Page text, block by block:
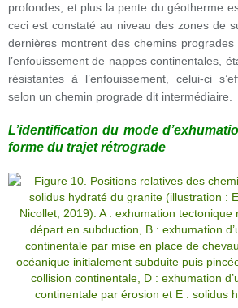
profondes, et plus la pente du géotherme
ceci est constaté au niveau des zones de
dernières montrent des chemins
l’enfouissement de nappes continentales,
résistantes à l’enfouissement, celui-ci
selon un chemin prograde dit intermédiaire.
L’identification du mode
forme du trajet rétrograde